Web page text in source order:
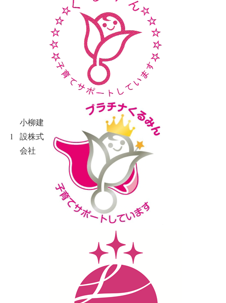
1
小柳建
設株式
会社